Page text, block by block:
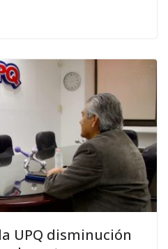
UPQ disminución